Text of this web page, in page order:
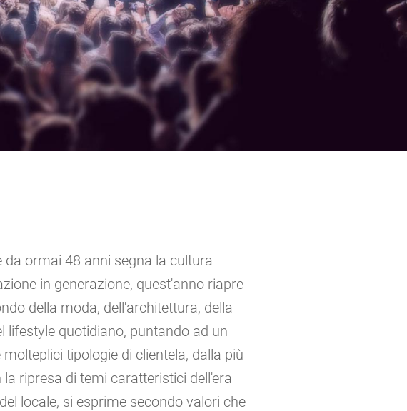
ormai 48 anni segna la cultura
in generazione, quest'anno riapre
della moda, dell'architettura, della
lifestyle quotidiano, puntando ad un
tipologie di clientela, dalla più
ripresa di temi caratteristici dell'era
locale, si esprime secondo valori che